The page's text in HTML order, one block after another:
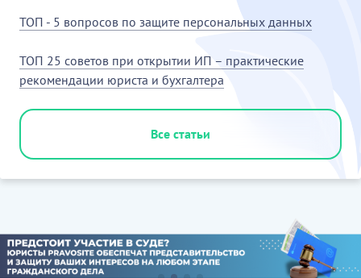
ТОП - 5 вопросов по защите персональных данных
ТОП 25 советов при открытии ИП – практические
рекомендации юриста и бухгалтера
Все статьи